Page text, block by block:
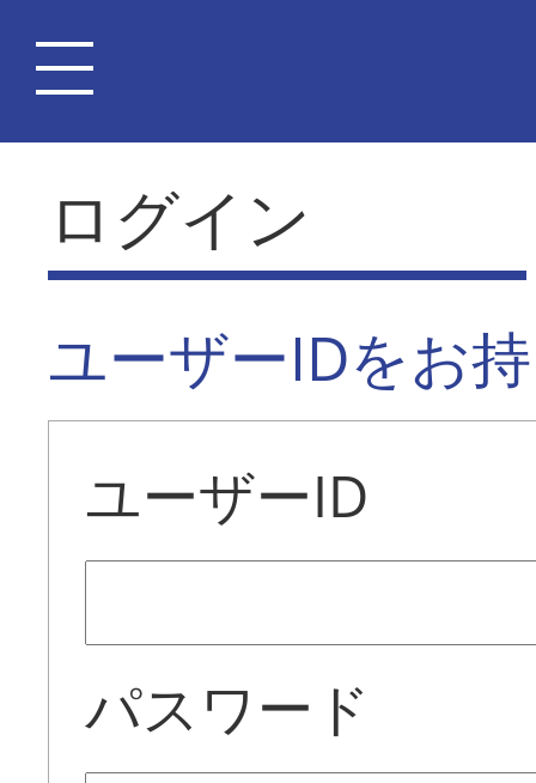
ログイン
ユーザーIDをお
ユーザーID
パスワード